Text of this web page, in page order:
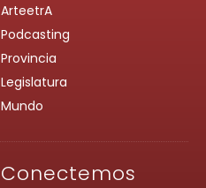
ArteetrA
Podcasting
Provincia
Legislatura
Mundo
Conectemos